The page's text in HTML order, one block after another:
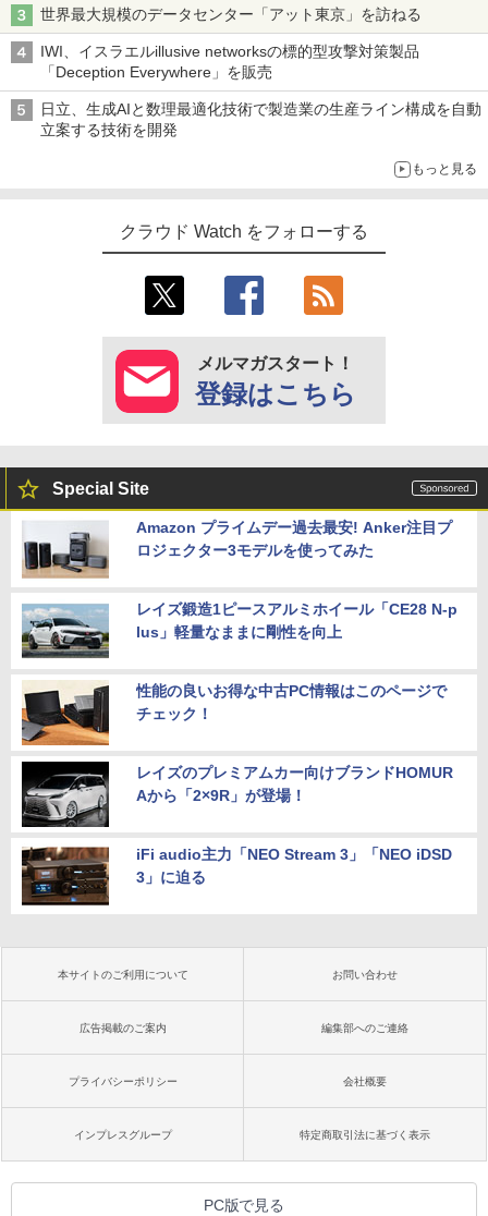
世界最大規模のデータセンター「アット東京」を訪ねる
IWI、イスラエルillusive networksの標的型攻撃対策製品
「Deception Everywhere」を販売
日立、生成AIと数理最適化技術で製造業の生産ライン構成を自動
立案する技術を開発
もっと見る
クラウド Watch をフォローする
メルマガスタート！
登録はこちら
Special Site
Amazon プライムデー過去最安! Anker注目プ
ロジェクター3モデルを使ってみた
レイズ鍛造1ピースアルミホイール「CE28 N-p
lus」軽量なままに剛性を向上
性能の良いお得な中古PC情報はこのページで
チェック！
レイズのプレミアムカー向けブランドHOMUR
Aから「2×9R」が登場！
iFi audio主力「NEO Stream 3」「NEO iDSD
3」に迫る
本サイトのご利用について お問い合わせ
広告掲載のご案内 編集部へのご連絡
プライバシーポリシー 会社概要
インプレスグループ 特定商取引法に基づく表示
PC版で見る